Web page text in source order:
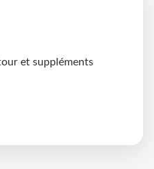
et suppléments